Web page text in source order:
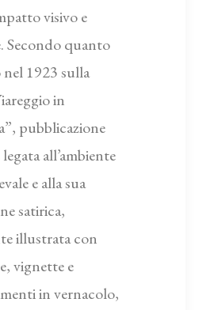
visivo e
Secondo quanto
1923 sulla
in
pubblicazione
all’ambiente
e alla sua
satirica,
illustrata con
vignette e
in vernacolo,